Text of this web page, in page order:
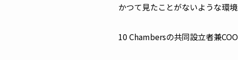
かつて見たことがないような環
10 Chambersの共同設立者兼